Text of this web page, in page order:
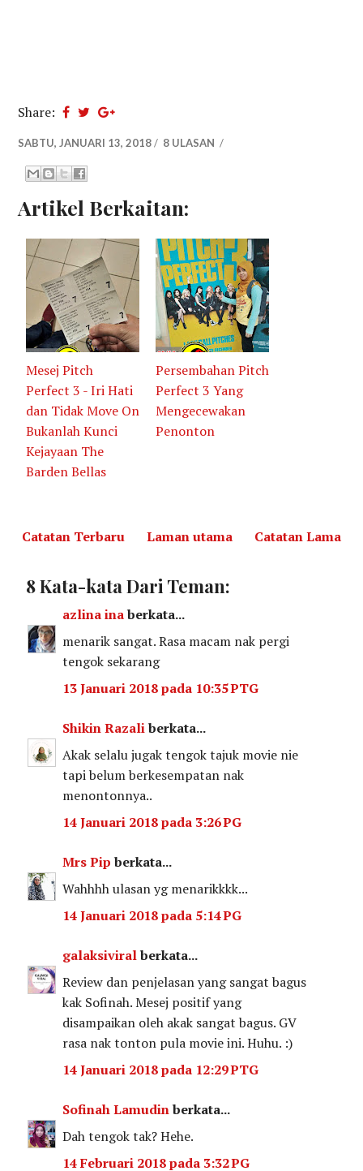
Share:
SABTU, JANUARI 13, 2018/ 8 ULASAN /
Artikel Berkaitan:
Mesej Pitch
Perfect 3 - Iri Hati
dan Tidak Move On
Bukanlah Kunci
Kejayaan The
Barden Bellas
Persembahan Pitch
Perfect 3 Yang
Mengecewakan
Penonton
Catatan Terbaru Catatan Lama
Laman utama
8 Kata-kata Dari Teman:
azlina inaberkata...
menarik sangat. Rasa macam nak pergi
tengok sekarang
13 Januari 2018 pada 10:35 PTG
Shikin Razaliberkata...
Akak selalu jugak tengok tajuk movie nie
tapi belum berkesempatan nak
menontonnya..
14 Januari 2018 pada 3:26 PG
Mrs Pip berkata...
Wahhhh ulasan yg menarikkkk...
14 Januari 2018 pada 5:14 PG
galaksiviralberkata...
Review dan penjelasan yang sangat bagus
kak Sofinah. Mesej positif yang
disampaikan oleh akak sangat bagus. GV
rasa nak tonton pula movie ini. Huhu. :)
14 Januari 2018 pada 12:29 PTG
Sofinah Lamudinberkata...
Dah tengok tak? Hehe.
14 Februari 2018 pada 3:32 PG